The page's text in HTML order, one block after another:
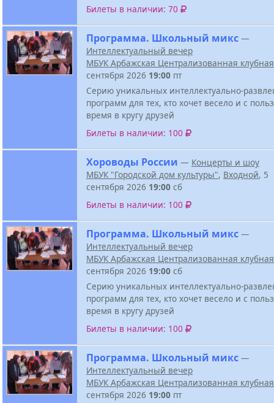
Билеты в наличии: 70
Программа. Школьный микс —
Интеллектуальный вечер
МБУК Арбажская Централизованная
сентября 2026 19:00 пт
Серию уникальных интеллектуально-
программ для тех, кто хочет весело и с
время в кругу друзей
Билеты в наличии: 100
Хороводы России — Концерты и шоу
МБУК "Городской дом культуры", Входной, 5
сентября 2026 19:00 сб
Билеты в наличии: 100
Программа. Школьный микс —
Интеллектуальный вечер
МБУК Арбажская Централизованная
сентября 2026 19:00 сб
Серию уникальных интеллектуально-
программ для тех, кто хочет весело и с
время в кругу друзей
Билеты в наличии: 100
Программа. Школьный микс —
Интеллектуальный вечер
МБУК Арбажская Централизованная
сентября 2026 19:00 пт